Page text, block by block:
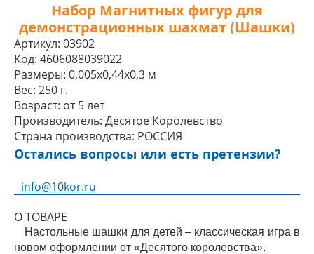
Набор Магнитных фигур для
демонстрационных шахмат (Шашки)
Артикул: 03902
Код: 4606088039022
Размеры: 0,005x0,44x0,3 м
Вес: 250 г.
Возраст: от 5 лет
Производитель: Десятое Королевство
Страна производства: РОССИЯ
Остались вопросы или есть претензии?
info@10kor.ru
О ТОВАРЕ
Настольные шашки для детей – классическая игра в
новом оформлении от «Десятого королевства».